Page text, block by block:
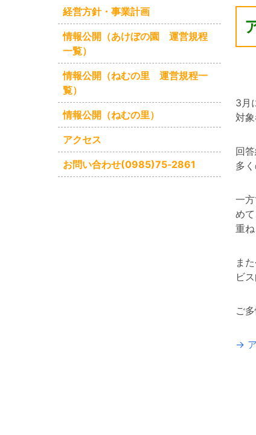
経営方針・事業計画
情報公開（あけぼの園 運営規程
一覧）
情報公開（ねむの里 運営規程一
覧）
情報公開（ねむの里）
アクセス
お問い合わせ(0985)75‐2861
3月
対
回
多
一
め
重
ま
ビ
ご
→